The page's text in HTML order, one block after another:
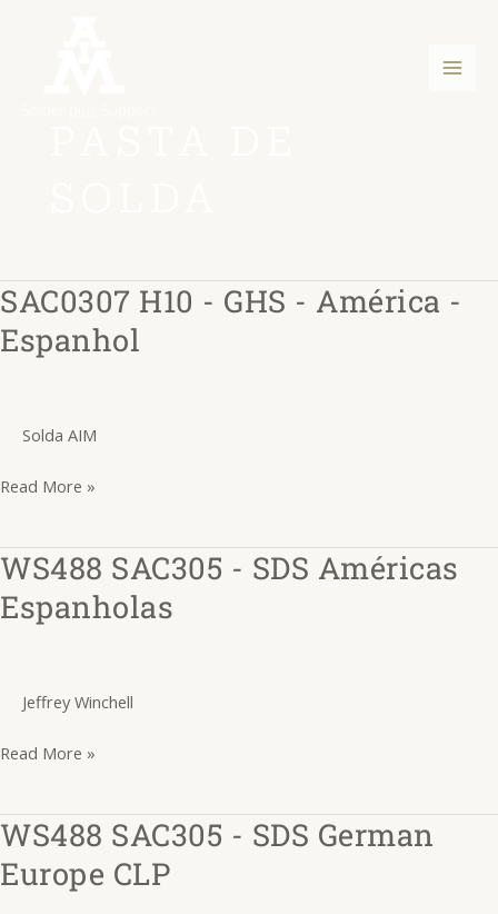
SAC0307 H10 - GHS - América -
Espanhol
Solda AIM
SAC0307
H10
-
América
Read More »
WS488 SAC305 - SDS Américas
Espanholas
Jeffrey Winchell
WS488
SAC305
-
Espanholas
Read More »
WS488 SAC305 - SDS German
Europe CLP
WS488
SAC305
-